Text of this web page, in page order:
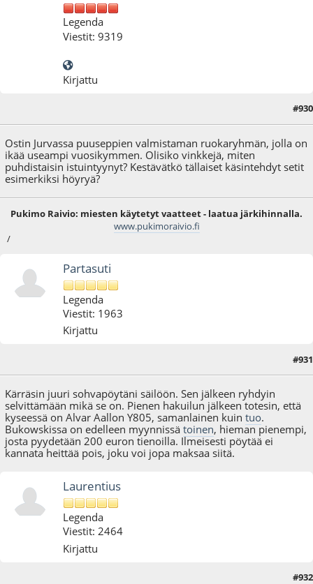
Legenda
Viestit: 9319
Kirjattu
#930
Ostin Jurvassa puuseppien valmistaman ruokaryhmän, jolla on
ikää useampi vuosikymmen. Olisiko vinkkejä, miten
puhdistaisin istuintyynyt? Kestävätkö tällaiset käsintehdyt setit
esimerkiksi höyryä?
Pukimo Raivio: miesten käytetyt vaatteet - laatua järkihinnalla.
www.pukimoraivio.fi
/
Partasuti
Legenda
Viestit: 1963
Kirjattu
#931
Kärräsin juuri sohvapöytäni säilöön. Sen jälkeen ryhdyin
selvittämään mikä se on. Pienen hakuilun jälkeen totesin, että
kyseessä on Alvar Aallon Y805, samanlainen kuintuo.
Bukowskissa on edelleen myynnissätoinen, hieman pienempi,
josta pyydetään 200 euron tienoilla. Ilmeisesti pöytää ei
kannata heittää pois, joku voi jopa maksaa siitä.
Laurentius
Legenda
Viestit: 2464
Kirjattu
: 13.08.18 - klo:10:37 käyttäjältä Laurentius
#932